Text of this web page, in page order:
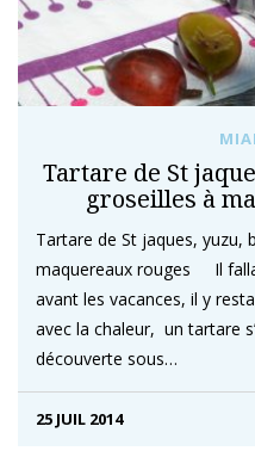
Tartare de St
groseilles à
Tartare de St jaques, yuzu,
maquereaux rouges Il
avant les vacances, il y
avec la chaleur, un tartare
découverte sous…
25 JUIL 2014